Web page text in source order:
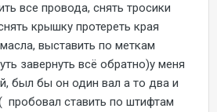
все провода, снять тросики
крышку протереть края
выставить по меткам
завернуть всё обратно)у меня
был бы он один вал а то два и
пробовал ставить по штифтам